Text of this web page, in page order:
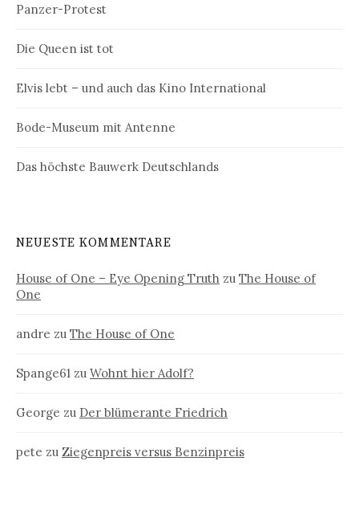
Panzer-Protest
Die Queen ist tot
Elvis lebt – und auch das Kino International
Bode-Museum mit Antenne
Das höchste Bauwerk Deutschlands
NEUESTE KOMMENTARE
House of One – Eye Opening Truth zu The House of
One
andre zu The House of One
Spange61 zu Wohnt hier Adolf?
George zu Der blümerante Friedrich
pete zu Ziegenpreis versus Benzinpreis